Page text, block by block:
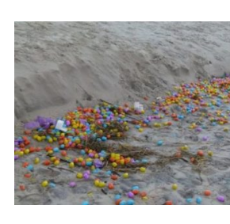
Διασκέδαση
Εκπαίδευση
Βάπτιση
Οργάνωση
Βάπτισης